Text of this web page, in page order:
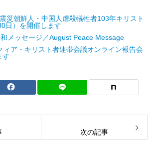
災朝鮮人・中国人虐殺犠牲者103年キリスト
日）を開催します
メッセージ／August Peace Message
ア・キリスト者連帯会議オンライン報告会
す
次の記事